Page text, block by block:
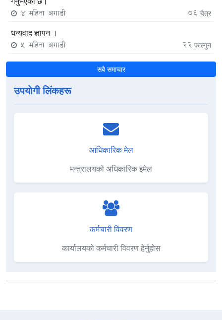
4 महिना अगाडी 06 चैत्र
धन्यवाद ज्ञापन ।
5 महिना अगाडी 22 फाल्गुन
सबै समाचार
उपयाेगी लिंकहरू
आधिकारिक मेल
मन्त्रालयको अधिकारिक इमेल
कर्मचारी विवरण
कार्यालयको कर्मचारी विवरण हेर्नुहोस